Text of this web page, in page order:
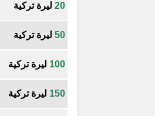
20 ليرة تركية
50 ليرة تركية
100 ليرة تركية
150 ليرة تركية